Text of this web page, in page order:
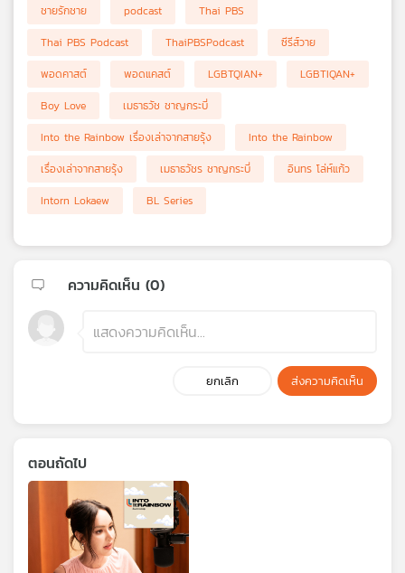
ชายรักชาย
podcast
Thai PBS
Thai PBS Podcast
ThaiPBSPodcast
ซีรีส์วาย
พอดคาสต์
พอดแคสต์ LGBTQIAN+
LGBTIQAN+
Boy Love
เมธาธวัช ชาญกระบี่
Into the Rainbow เรื่องเล่าจากสายรุ้ง
Into the Rainbow
เรื่องเล่าจากสายรุ้ง
เมธาธวัชร ชาญกระบี่
อินทร โล่ห์แก้ว
Intorn Lokaew
BL Series
ความคิดเห็น (0)
ยกเลิก ส่งความคิดเห็น
ตอนถัดไป